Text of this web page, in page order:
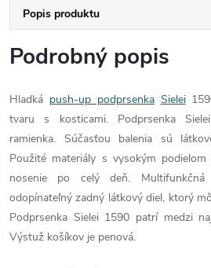
Popis produktu
Podrobný popis
Hladká push-up podprsenka Sielei
tvaru s kosticami. Podprsenka
ramienka. Súčasťou balenia sú
Použité materiály s vysokým
nosenie po celý deň.
odopínateľný zadný látkový diel, ktorý
Podprsenka Sielei 1590 patrí medzi
Výstuž košíkov je penová.